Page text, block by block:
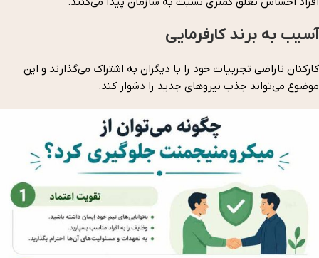
آسیب به برند کارفرمایی
کارکنان ناراضی تجربیات خود را با دیگران به اشتراک می‌گذارند و این
موضوع می‌تواند جذب نیروهای جدید را دشوار کند.